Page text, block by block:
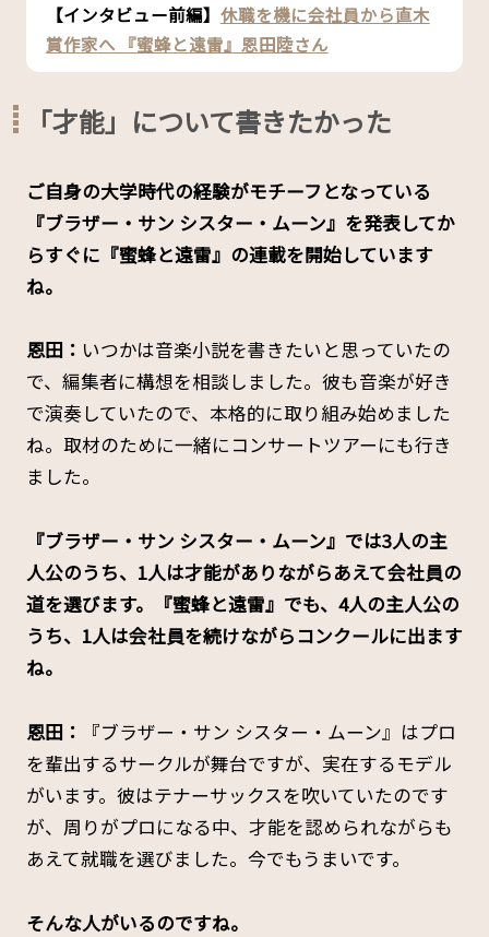
【インタビュー前編】 休職を機に会社員から直木
賞作家へ 『蜜蜂と遠雷』恩田陸さん
「才能」について書きたかった
――ご自身の大学時代の経験がモチーフとなっている
『ブラザー・サン シスター・ムーン』を発表してか
らすぐに『蜜蜂と遠雷』の連載を開始しています
ね。
恩田： いつかは音楽小説を書きたいと思っていたの
で、編集者に構想を相談しました。彼も音楽が好き
で演奏していたので、本格的に取り組み始めました
ね。取材のために一緒にコンサートツアーにも行き
ました。
――『ブラザー・サン シスター・ムーン』では3人の主
人公のうち、1人は才能がありながらあえて会社員の
道を選びます。『蜜蜂と遠雷』でも、4人の主人公の
うち、1人は会社員を続けながらコンクールに出ます
ね。
恩田：
『ブラザー・サン シスター・ムーン』はプロ
を輩出するサークルが舞台ですが、実在するモデル
がいます。彼はテナーサックスを吹いていたのです
が、周りがプロになる中、才能を認められながらも
あえて就職を選びました。今でもうまいです。
――そんな人がいるのですね。